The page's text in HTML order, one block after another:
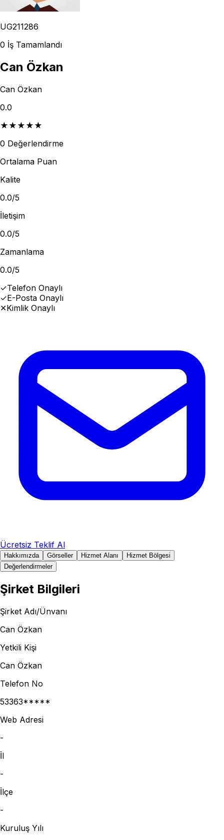
UG211286
0 İş Tamamlandı
Can Özkan
Can Özkan
0.0
★ ★ ★ ★ ★
0 Değerlendirme
Ortalama Puan
Kalite
0.0/5
İletişim
0.0/5
Zamanlama
0.0/5
✓Telefon Onaylı
✓E-Posta Onaylı
✕Kimlik Onaylı
Ücretsiz Teklif Al
Hakkımızda Görseller Hizmet Alanı
Hizmet Bölgesi
Değerlendirmeler
Şirket Bilgileri
Şirket Adı/Ünvanı
Can Özkan
Yetkili Kişi
Can Özkan
Telefon No
53363*****
Web Adresi
-
İl
-
İlçe
-
Kuruluş Yılı